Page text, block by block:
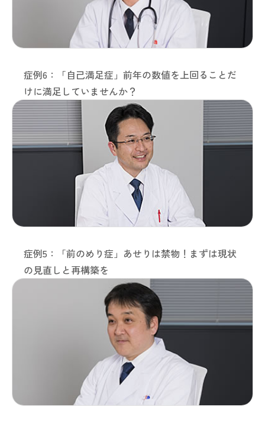
症例6：「自己満足症」前年の数値を上回ることだ
けに満足していませんか？
症例5：「前のめり症」あせりは禁物！まずは現状
の見直しと再構築を